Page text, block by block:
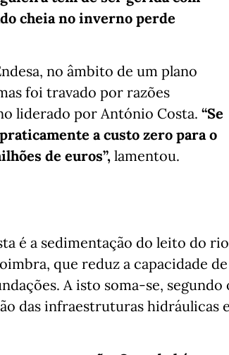
cheia no inverno perde
no âmbito de um plano
foi travado por razões
liderado por António Costa. “Se
a custo zero para o
de euros”, lamentou.
é a sedimentação do leito do
que reduz a capacidade de
A isto soma-se, segundo
das infraestruturas hidráulicas